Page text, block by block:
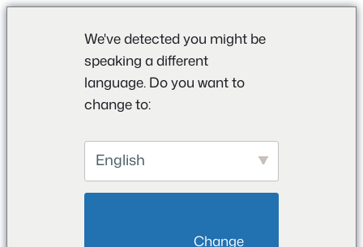
We've detected you might be
speaking a different
language. Do you want to
change to:
English